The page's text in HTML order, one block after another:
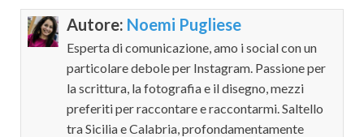
Autore: Noemi Pugliese
Esperta di comunicazione, amo i social con un
particolare debole per Instagram. Passione per
la scrittura, la fotografia e il disegno, mezzi
preferiti per raccontare e raccontarmi. Saltello
tra Sicilia e Calabria, profondamentamente